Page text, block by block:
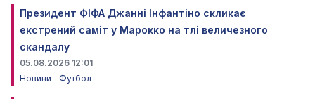
Президент ФІФА Джанні Інфантіно скликає
екстрений саміт у Марокко на тлі величезного
скандалу
05.08.2026 12:01
Новини
Футбол